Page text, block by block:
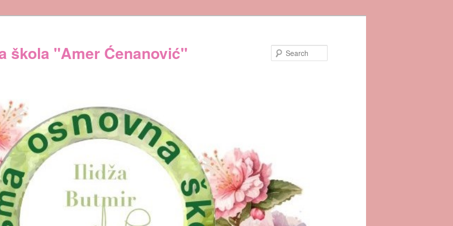
škola "Amer Ćenanović"